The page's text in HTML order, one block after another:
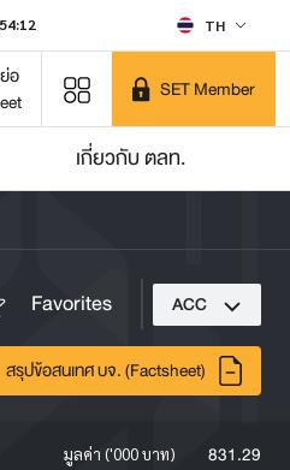
TH
อ
SET Member
เกี่ยวกับ ตลท.
Favorites ACC
สรุปข้อสนเทศ บจ. (Factsheet)
มูลค่า ('000 บาท) 831.29